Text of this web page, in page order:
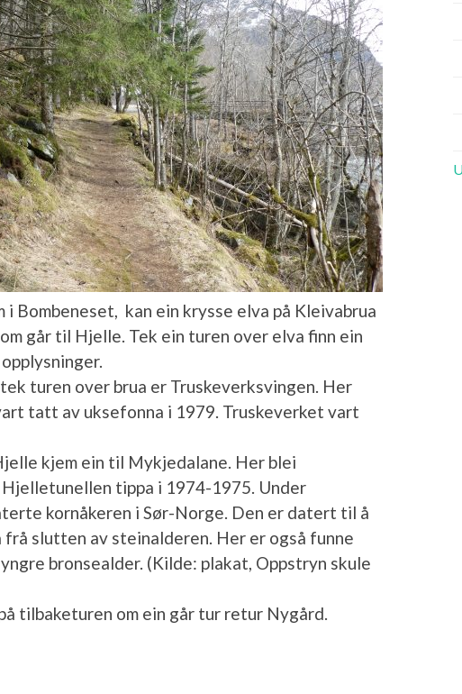
i Bombeneset, kan ein krysse elva på Kleivabrua
går til Hjelle. Tek ein turen over elva finn ein
turen over brua er Truskeverksvingen. Her
tatt av uksefonna i 1979. Truskeverket vart
kjem ein til Mykjedalane. Her blei
tippa i 1974-1975. Under
kornåkeren i Sør-Norge. Den er datert til å
slutten av steinalderen. Her er også funne
bronsealder. (Kilde: plakat, Oppstryn skule
tilbaketuren om ein går tur retur Nygård.